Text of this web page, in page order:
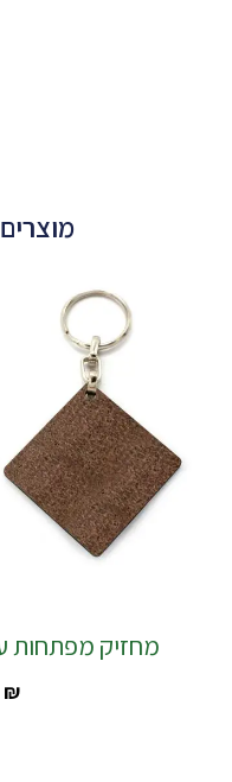
מחזיק מפתחות
₪